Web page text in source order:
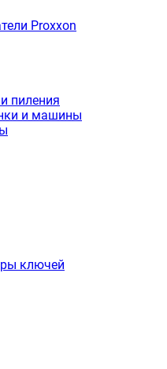
Proxxon
пиления
и машины
ключей